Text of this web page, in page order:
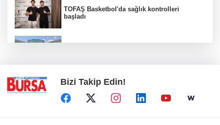
TOFAŞ Basketbol'da sağlık kontrolleri
başladı
Bizi Takip Edin!